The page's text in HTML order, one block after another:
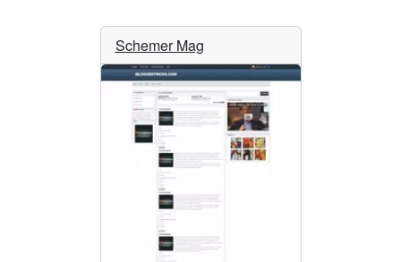
Schemer Mag